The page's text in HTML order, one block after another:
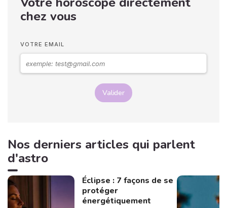
chez vous
VOTRE EMAIL
Valider
Nos derniers articles qui parlent
d'astro
Éclipse : 7 façons de se
protéger
énergétiquement